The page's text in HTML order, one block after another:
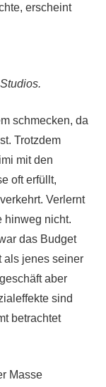
erscheint
schmecken, da
Trotzdem
mit den
oft erfüllt,
Verlernt
hinweg nicht.
das Budget
als jenes seiner
aber
sind
betrachtet
Masse